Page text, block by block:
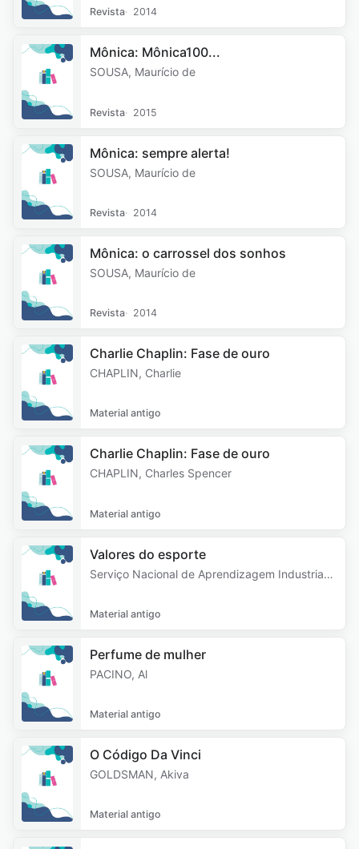
Revista 2014
Mônica: Mônica100...
SOUSA, Maurício de
Revista 2015
Mônica: sempre alerta!
SOUSA, Maurício de
Revista 2014
Mônica: o carrossel dos sonhos
SOUSA, Maurício de
Revista 2014
Charlie Chaplin: Fase de ouro
CHAPLIN, Charlie
Material antigo
Charlie Chaplin: Fase de ouro
CHAPLIN, Charles Spencer
Material antigo
Valores do esporte
Serviço Nacional de Aprendizagem Industrial-
Material antigo
Perfume de mulher
PACINO, Al
Material antigo
O Código Da Vinci
GOLDSMAN, Akiva
Material antigo